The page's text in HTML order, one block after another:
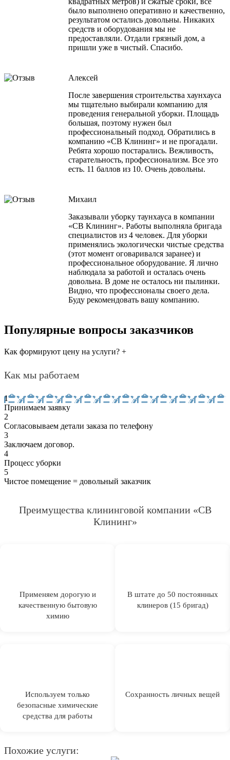
было выполнено оперативно и качественно,
результатом остались довольны. Никаких
средств и оборудования мы не
предоставляли. Отдали грязный дом, а
пришли уже в чистый. Спасибо.
Алексей
После завершения строительства хаунхауса
мы тщательно выбирали компанию для
проведения генеральной уборки. Площадь
большая, поэтому нужен был
профессиональный подход. Обратились в
компанию «СВ Клининг» и не прогадали.
Ребята хорошо постарались. Вежливость,
старательность, профессионализм. Все это
есть. 11 баллов из 10. Очень довольны.
Михаил
Заказывали уборку таунхауса в компании
«СВ Клининг». Работы выполняла бригада
специалистов из 4 человек. Для уборки
применялись экологически чистые средства
(этот момент оговаривался заранее) и
профессиональное оборудование. Я лично
наблюдала за работой и осталась очень
довольна. В доме не осталось ни пылинки.
Видно, что профессионалы своего дела.
Буду рекомендовать вашу компанию.
Популярные вопросы заказчиков
Как формируют цену на услуги? +
Как мы работаем
1
Принимаем заявку
2
Согласовываем детали заказа по телефону
3
Заключаем договор.
4
Процесс уборки
5
Чистое помещение = довольный заказчик
Преимущества клининговой компании «СВ
Клининг»
Применяем дорогую и
качественную бытовую
химию
В штате до 50 постоянных
клинеров (15 бригад)
Используем только
безопасные химические
средства для работы
Сохранность личных вещей
Похожие услуги: